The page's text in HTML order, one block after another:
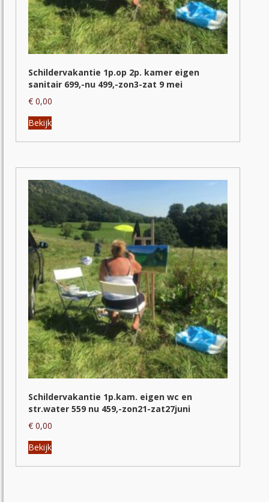
Schildervakantie 1p.op 2p. kamer eigen
sanitair 699,-nu 499,-zon3-zat 9 mei
€ 0,00
Bekijkproduct
heeft
variaties.
Deze
optie
kan
gekozen
worden
op
de
productpagina
Schildervakantie 1p.kam. eigen wc en
str.water 559 nu 459,-zon21-zat27juni
€ 0,00
Bekijk
Dit
product
heeft